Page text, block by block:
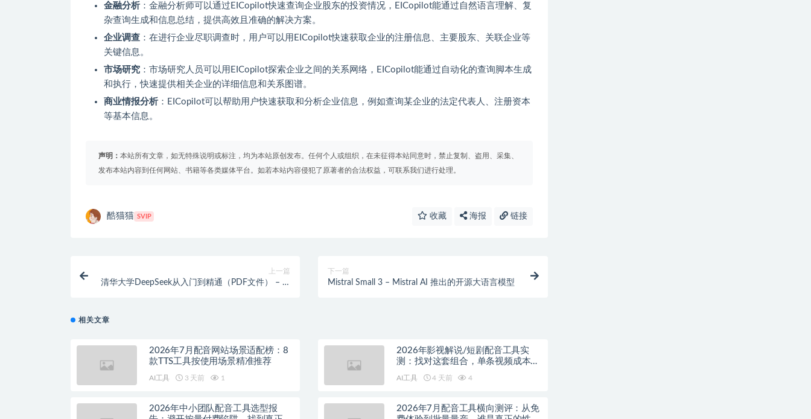
金融分析 ：金融分析师可以通过EICopilot快速查询企业股东的投资情况，EICopilot能通过自然语言理解、复
杂查询生成和信息总结，提供高效且准确的解决方案。
企业调查 ：在进行企业尽职调查时，用户可以用EICopilot快速获取企业的注册信息、主要股东、关联企业等
关键信息。
市场研究 ：市场研究人员可以用EICopilot探索企业之间的关系网络，EICopilot能通过自动化的查询脚本生成
和执行，快速提供相关企业的详细信息和关系图谱。
商业情报分析 ：EICopilot可以帮助用户快速获取和分析企业信息，例如查询某企业的法定代表人、注册资本
等基本信息。
声明： 本站所有文章，如无特殊说明或标注，均为本站原创发布。任何个人或组织，在未征得本站同意时，禁止复制、盗用、采集、
发布本站内容到任何网站、书籍等各类媒体平台。如若本站内容侵犯了原著者的合法权益，可联系我们进行处理。
酷猫猫 SVIP 收藏 海报 链接
上一篇
清华大学DeepSeek从入门到精通（PDF文件） – AI
下一篇
Mistral Small 3 – Mistral AI 推出的开源大语言模型
相关文章
2026年7月配音网站场景适配榜：8
款TTS工具按使用场景精准推荐
AI工具 3 天前 1
2026年影视解说/短剧配音工具实
测：找对这套组合，单条视频成本直
AI工具 4 天前 4
2026年中小团队配音工具选型报
2026年7月配音工具横向测评：从免